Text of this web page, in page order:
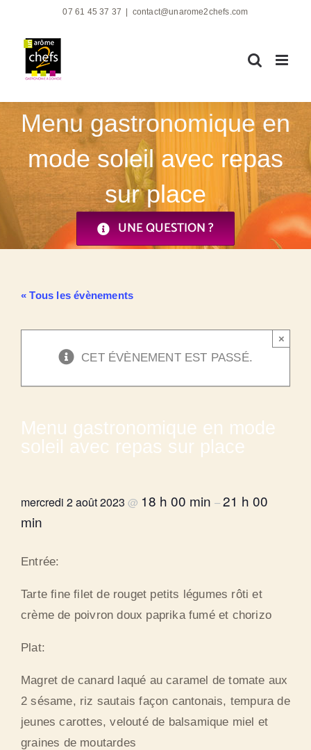
contenu
07 61 45 37 37 contact@unarome2chefs.com
Menu gastronomique en
mode soleil avec repas
sur place
UNE QUESTION ?
« Tous les évènements
CET ÉVÈNEMENT EST PASSÉ.
×
Menu gastronomique en mode
soleil avec repas sur place
mercredi 2 août 2023 @ 18 h 00 min –21 h 00
min
Entrée:
Tarte fine filet de rouget petits légumes rôti et
crème de poivron doux paprika fumé et chorizo
Plat:
Magret de canard laqué au caramel de tomate aux
2 sésame, riz sautais façon cantonais, tempura de
jeunes carottes, velouté de balsamique miel et
graines de moutardes